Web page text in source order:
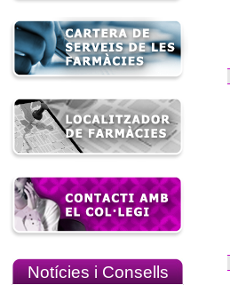
Notícies i Consells